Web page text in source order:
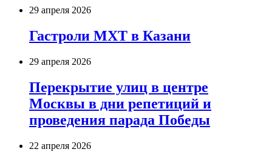
29 апреля 2026
Гастроли МХТ в Казани
29 апреля 2026
Перекрытие улиц в центре
Москвы в дни репетиций и
проведения парада Победы
22 апреля 2026